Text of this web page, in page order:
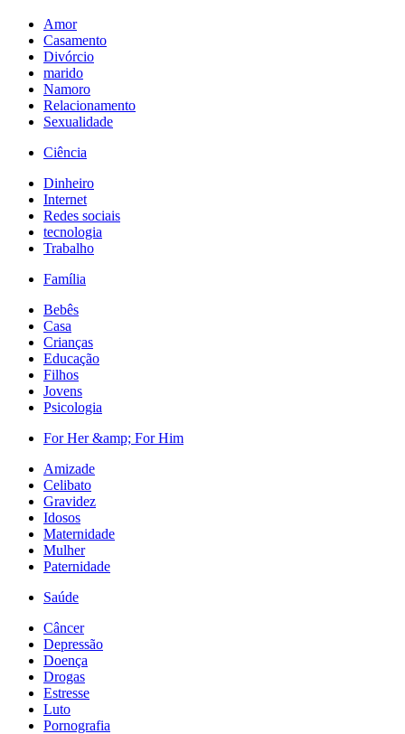
Amor
Casamento
Divórcio
marido
Namoro
Relacionamento
Sexualidade
Ciência
Dinheiro
Internet
Redes sociais
tecnologia
Trabalho
Família
Bebês
Casa
Crianças
Educação
Filhos
Jovens
Psicologia
For Her &amp; For Him
Amizade
Celibato
Gravidez
Idosos
Maternidade
Mulher
Paternidade
Saúde
Câncer
Depressão
Doença
Drogas
Estresse
Luto
Pornografia